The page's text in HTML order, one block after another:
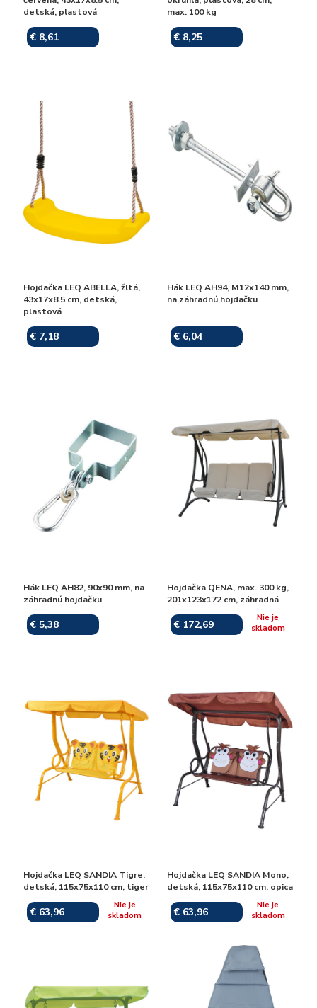
detská, plastová
€ 8,61
max. 100 kg
€ 8,25
Hojdačka LEQ ABELLA, žltá,
43x17x8.5 cm, detská,
plastová
€ 7,18
Hák LEQ AH94, M12x140 mm,
na záhradnú hojdačku
€ 6,04
Hák LEQ AH82, 90x90 mm, na
záhradnú hojdačku
€ 5,38
Hojdačka QENA, max. 300 kg,
201x123x172 cm, záhradná
€ 172,69
Nie je
skladom
Hojdačka LEQ SANDIA Tigre,
detská, 115x75x110 cm, tiger
€ 63,96
Nie je
skladom
Hojdačka LEQ SANDIA Mono,
detská, 115x75x110 cm, opica
€ 63,96
Nie je
skladom